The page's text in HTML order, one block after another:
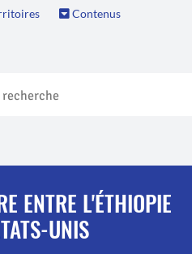
Contenus
ENTRE L'ÉTHIOPIE
UNIS